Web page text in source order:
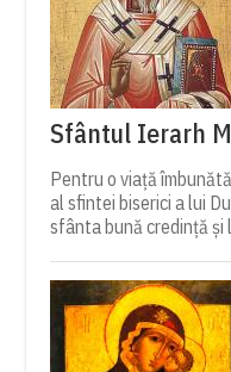
Sfântul Ierarh
Pentru o viață
al sfintei biserici a lui
sfânta bună credință și